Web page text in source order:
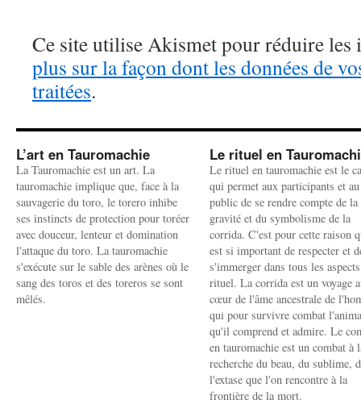
Ce site utilise Akismet pour réduire les
plus sur la façon dont les données de
traitées.
L’art en Tauromachie
La Tauromachie est un art. La
tauromachie implique que, face à la
sauvagerie du toro, le torero inhibe
ses instincts de protection pour toréer
avec douceur, lenteur et domination
l'attaque du toro. La tauromachie
s'exécute sur le sable des arènes où le
sang des toros et des toreros se sont
mêlés.
Le rituel en
Le rituel en tauromachie est le
qui permet aux participants et au
public de se rendre compte de la
gravité et du symbolisme de la
corrida. C'est pour cette raison
est si important de respecter et
s'immerger dans tous les
rituel. La corrida est un voyage
cœur de l'âme ancestrale de
qui pour survivre combat
qu'il comprend et admire. Le
en tauromachie est un combat à
recherche du beau, du sublime,
l'extase que l'on rencontre à la
frontière de la mort.